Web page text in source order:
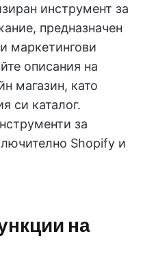
инструмент за
предназначен
маркетингови
описания на
магазин, като
си каталог.
за
Shopify и
на